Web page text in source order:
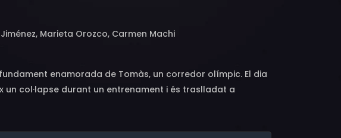
Marieta Orozco, Carmen Machi
enamorada de Tomàs, un corredor olímpic. El dia
col·lapse durant un entrenament i és traslladat a